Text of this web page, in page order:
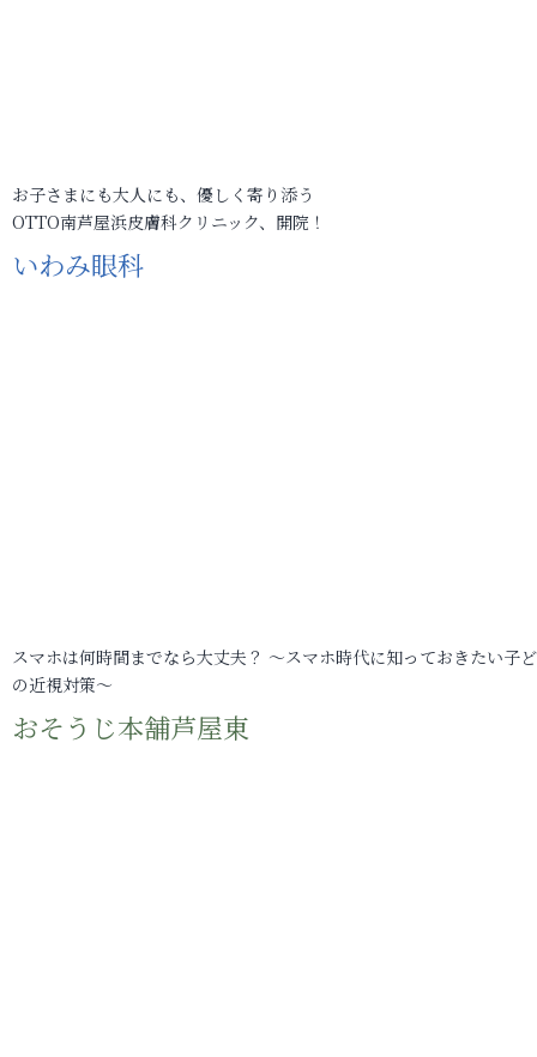
お子さまにも大人にも、優しく寄り添う
OTTO南芦屋浜皮膚科クリニック、開院！
いわみ眼科
スマホは何時間までなら大丈夫？ ～スマホ時代に知っておきたい子
の近視対策～
おそうじ本舗芦屋東